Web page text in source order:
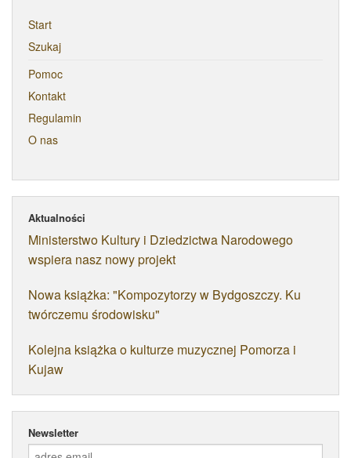
Start
Szukaj
Pomoc
Kontakt
Regulamin
O nas
Aktualności
Ministerstwo Kultury i Dziedzictwa Narodowego
wspiera nasz nowy projekt
Nowa książka: "Kompozytorzy w Bydgoszczy. Ku
twórczemu środowisku"
Kolejna książka o kulturze muzycznej Pomorza i
Kujaw
Newsletter